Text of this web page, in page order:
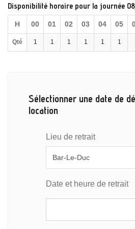
Disponibilité horaire pour la journée
H 00 01 02 03 04 05
Qté 1 1 1 1 1 1
Sélectionner une date de
location
Lieu de retrait
Date et heure de retrait